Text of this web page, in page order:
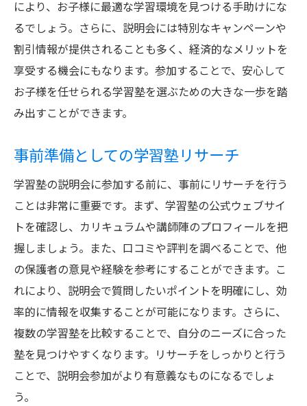
説明会参加のための準備
予約後の確認事項
学習塾の設備確認方法
説明会での学びを最大限に活用
予約時に押さえておくべき点
予約確認メールのチェック
説明会当日のスケジュール確認
万が一のためのキャンセルポリシー
事前準備の最終確認
説明会後のフォローアップ
学習塾説明会予約のタイミングと効果的な事前
準備
予約の最適なタイミング
事前準備の計画
により、お子様に最適な学習環境を見つける手助けにな
るでしょう。さらに、説明会には特別なキャンペーンや
割引情報が提供されることも多く、経済的なメリットを
享受する機会にもなります。参加することで、安心して
お子様を任せられる学習塾を選ぶための大きな一歩を踏
み出すことができます。
事前準備としての学習塾リサーチ
学習塾の説明会に参加する前に、事前にリサーチを行う
ことは非常に重要です。まず、学習塾の公式ウェブサイ
トを確認し、カリキュラムや講師陣のプロフィールを把
握しましょう。また、口コミや評判を調べることで、他
の保護者の意見や経験を参考にすることができます。こ
れにより、説明会で質問したいポイントを明確にし、効
率的に情報を収集することが可能になります。さらに、
複数の学習塾を比較することで、自分のニーズに合った
塾を見つけやすくなります。リサーチをしっかりと行う
ことで、説明会参加がより有意義なものになるでしょ
う。